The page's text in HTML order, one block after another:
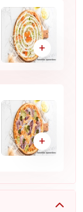
+
+